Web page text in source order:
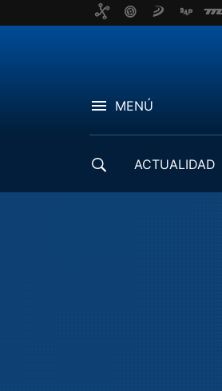
MENÚ
ACTUALIDAD